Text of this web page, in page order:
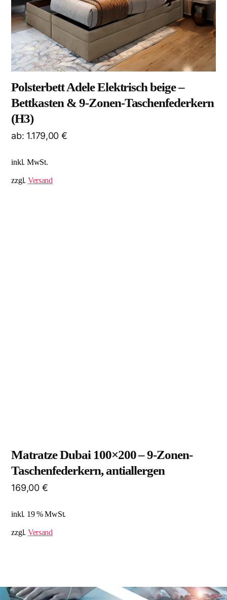
Polsterbett Adele Elektrisch beige –
Bettkasten & 9-Zonen-Taschenfederkern
(H3)
ab: 1.179,00 €
inkl. MwSt.
zzgl. Versand
Matratze Dubai 100×200 – 9-Zonen-
Taschenfederkern, antiallergen
169,00 €
inkl. 19 % MwSt.
zzgl. Versand